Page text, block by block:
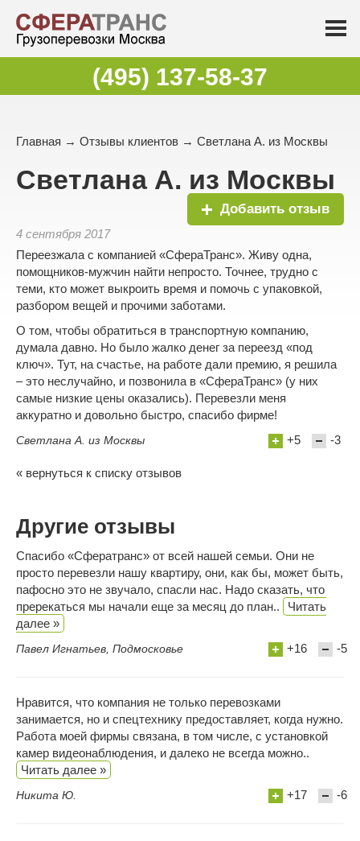
(495) 137-58-37
Главная → Отзывы клиентов → Светлана А. из Москвы
Светлана А. из Москвы
Добавить отзыв
4 сентября 2017
Переезжала с компанией «СфераТранс». Живу одна,
помощников-мужчин найти непросто. Точнее, трудно с
теми, кто может выкроить время и помочь с упаковкой,
разбором вещей и прочими заботами.
О том, чтобы обратиться в транспортную компанию,
думала давно. Но было жалко денег за переезд «под
ключ». Тут, на счастье, на работе дали премию, я решила
– это неслучайно, и позвонила в «СфераТранс» (у них
самые низкие цены оказались). Перевезли меня
аккуратно и довольно быстро, спасибо фирме!
Светлана А. из Москвы +5 -3
« вернуться к списку отзывов
Другие отзывы
Спасибо «Сфератранс» от всей нашей семьи. Они не
просто перевезли нашу квартиру, они, как бы, может быть,
пафосно это не звучало, спасли нас. Надо сказать, что
пререкаться мы начали еще за месяц до план..
Читать
далее »
Павел Игнатьев, Подмосковье +16 -5
Нравится, что компания не только перевозками
занимается, но и спецтехнику предоставляет, когда нужно.
Работа моей фирмы связана, в том числе, с установкой
камер видеонаблюдения, и далеко не всегда можно..
Читать далее »
Никита Ю. +17 -6